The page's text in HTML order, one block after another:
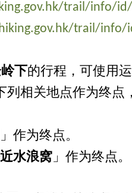
trail/info/id/
trail/info/
下的行程，可使用
相关地点作为终点
」作为终点。
水浪窝 」作为终点。